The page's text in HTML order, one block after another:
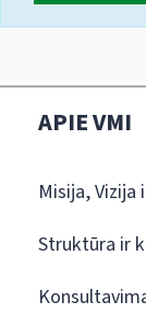
APIE VMI
Misija, Vizija
Struktūra ir